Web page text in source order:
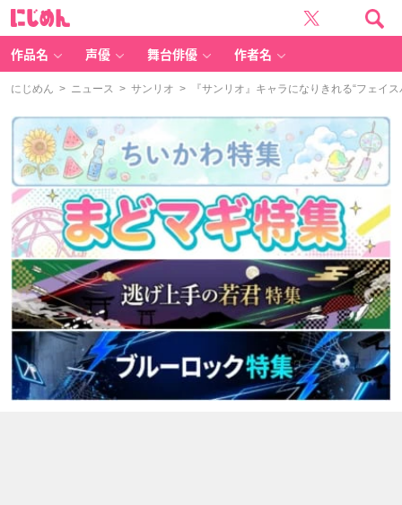
作品名 声優 舞台俳優 作者名
にじめん > ニュース > サンリオ > 『サンリオ』キャラになりきれる“フェイ